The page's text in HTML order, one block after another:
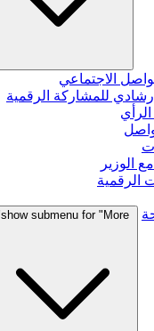
الاجتماعي
للمشاركة الرقمية
الوزير
الرقمية
show submenu for "More"